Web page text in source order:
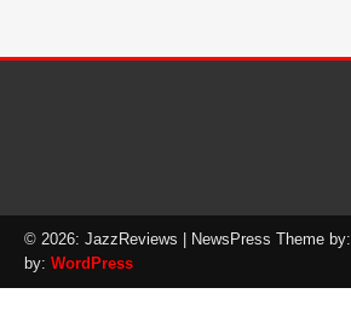
© 2026: JazzReviews | NewsPress Theme by:
by: WordPress